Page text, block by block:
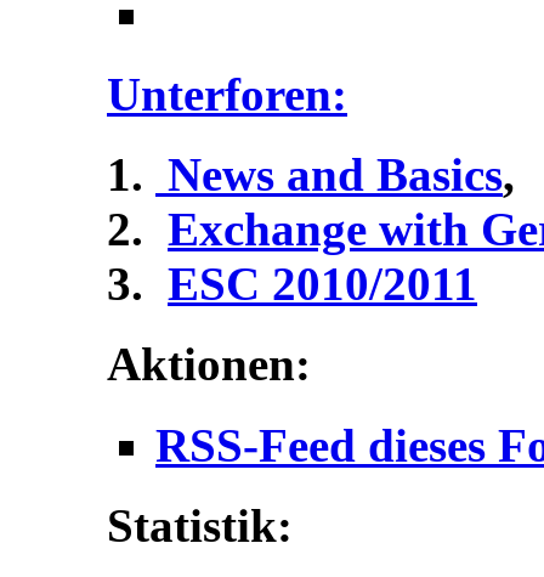
Unterforen:
News and Basics,
Exchange with
ESC 2010/2011
Aktionen:
RSS-Feed dieses
Statistik: